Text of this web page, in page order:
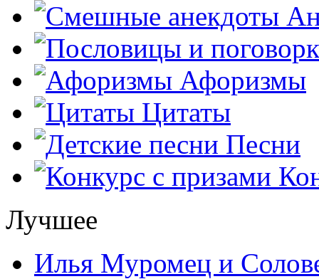
Афоризмы
Цитаты
Песни
Лучшее
Илья Муромец и